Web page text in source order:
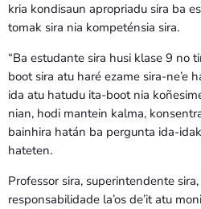
kria kondisaun apropriadu sira ba
tomak sira nia kompeténsia sira.
“Ba estudante sira husi klase 9 no
boot sira atu haré ezame sira-ne’e
ida atu hatudu ita-boot nia
nian, hodi mantein kalma,
bainhira hatán ba pergunta ida-
hateten.
Professor sira, superintendente
responsabilidade la’os de’it atu